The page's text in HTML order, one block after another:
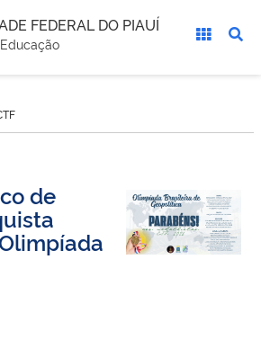
FEDERAL DO PIAUÍ
de